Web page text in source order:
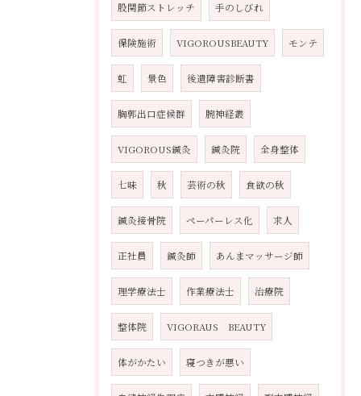
股関節ストレッチ 手のしびれ
保険施術 VIGOROUSBEAUTY モンテ
虹 景色 後遺障害診断書
胸郭出口症候群 腕神経叢
VIGOROUS鍼灸 鍼灸院 全身整体
七味 秋 芸術の秋 食欲の秋
鍼灸接骨院 ペーパーレス化 求人
正社員 鍼灸師 あんまマッサージ師
理学療法士 作業療法士 治療院
整体院 VIGORAUS BEAUTY
体がかたい 寝つきが悪い